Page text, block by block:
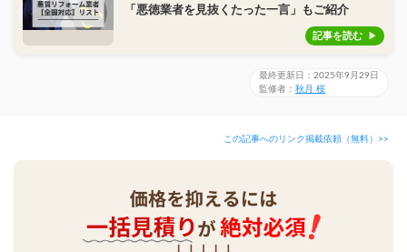
「悪徳業者を見抜くたった一言」もご紹介
記事を読む
最終更新日：2025年9月29日
監修者： 秋月 桜
この記事へのリンク掲載依頼（無料）>>